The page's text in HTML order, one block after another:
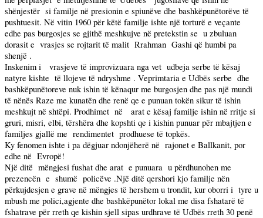
shënjestër si familje në presionin e spiunëve dhe bashkëpunëtorëve të
pushtuesit. Në vitin 1960 për këtë familje ishte një torturë e veçante
edhe pas burgosjes se gjithë meshkujve në pretekstin se u zbuluan
dorasit e vrasjes se rojtarit të malit Rrahman Gashi që humbi pa
shenjë .
Inskenim i
vrasjeve të improvizuara nga vet udbeja serbe të kësaj
natyre kishte të llojeve të ndryshme . Veprimtaria e Udbës serbe dhe
bashkëpunëtoreve nuk ishin të kënaqur me burgosjen dhe pas një mundi
të nënës Raze me kunatën dhe renë qe e punuan tokën sikur të ishin
meshkujt në shtëpi. Prodhimet në
arat e kësaj familje ishin në rritje si
gruri, misri, elbi, tërshëra dhe kopshti qe i kishin punuar për mbajtjen e
familjes gjallë me rendimentet prodhuese të topkës.
Ky fenomen ishte i pa dëgjuar ndonjëherë në rajonet e Ballkanit, por
edhe në Evropë!
Një ditë mëngjesi fushat dhe arat e punuara u përdhunohen me
prezencën e shumë policëve .Një ditë qershori kjo familje nën
përkujdesjen e grave në mëngjes të hershem u trondit, kur oborri i tyre u
mbush me polici,agjente dhe bashkëpunëtor lokal me disa fshatarë të
fshatrave për rreth qe kishin sjell sipas urdhrave të Udbës rreth 30 penë